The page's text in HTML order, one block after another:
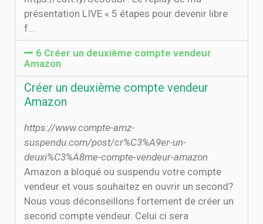
présentation LIVE « 5 étapes pour devenir libre
f...
6 Créer un deuxième compte vendeur
Amazon
Créer un deuxième compte vendeur
Amazon
https://www.compte-amz-
suspendu.com/post/cr%C3%A9er-un-
deuxi%C3%A8me-compte-vendeur-amazon
Amazon a bloqué ou suspendu votre compte
vendeur et vous souhaitez en ouvrir un second?
Nous vous déconseillons fortement de créer un
second compte vendeur. Celui ci sera